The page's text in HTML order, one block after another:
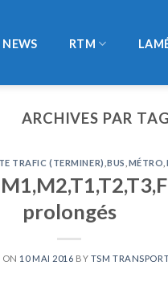
NEWS RTM
ARCHIVES PAR
TRAFIC (TERMINER) ,BUS MÉTRO
prolongés
ON 10 MAI 2016 BY TSM